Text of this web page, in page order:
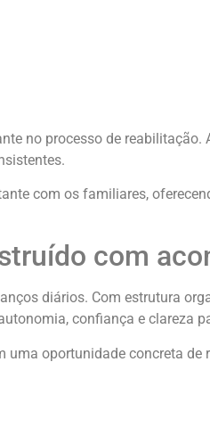
no processo de
com os familiares,
com
diários. Com estrutura
confiança e clareza
uma oportunidade concreta